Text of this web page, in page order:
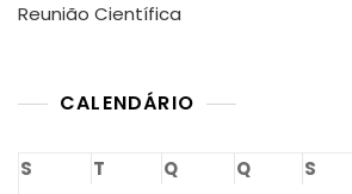
Reunião Científica
CALENDÁRIO
S T Q Q S